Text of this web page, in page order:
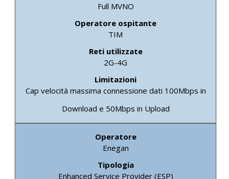
Full MVNO
TIM
2G-4G
Cap velocità massima connessione dati 100Mbps in
Download e 50Mbps in Upload
Enegan
Enhanced Service Provider (ESP)